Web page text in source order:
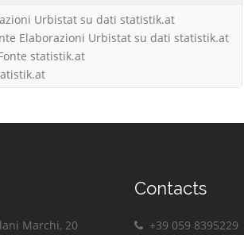
Urbistat su dati statistik.at
Elaborazioni Urbistat su dati statistik.at
statistik.at
Marchi, 20
Contacts
+39 059 8395229